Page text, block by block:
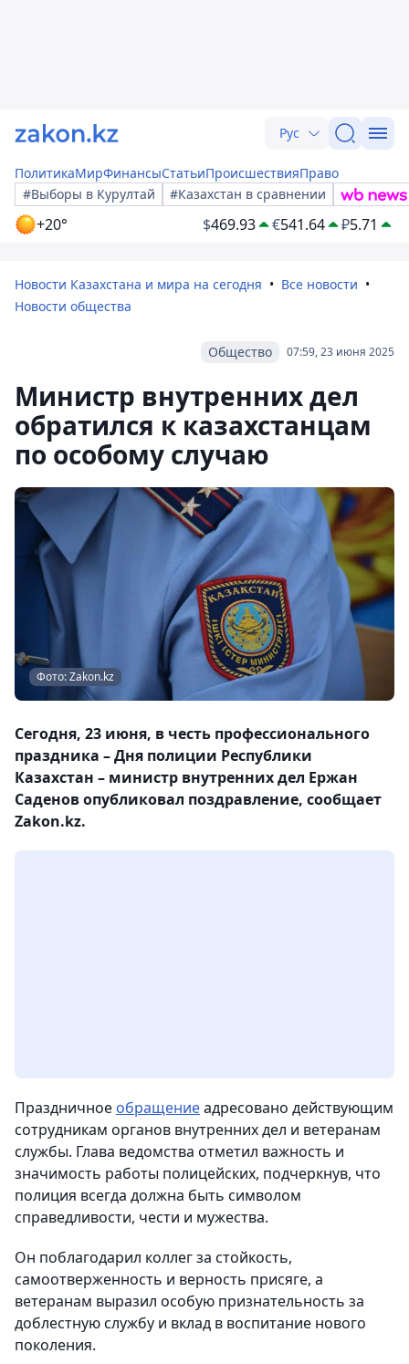
Рус
ПолитикаМирФинансыСтатьиПроисшествияПраво
#Выборы в Курултай
#Казахстан в сравнении
+20° $469.93 €541.64 ₽5.71
Новости Казахстана и мира на сегодня
Все новости
Новости общества
07:59, 23 июня 2025
Общество
Министр внутренних дел
обратился к казахстанцам
по особому случаю
Фото: Zakon.kz
Сегодня, 23 июня, в честь профессионального
праздника – Дня полиции Республики
Казахстан – министр внутренних дел Ержан
Саденов опубликовал поздравление, сообщает
Zakon.kz.
Праздничное обращениеадресовано действующим
сотрудникам органов внутренних дел и ветеранам
службы. Глава ведомства отметил важность и
значимость работы полицейских, подчеркнув, что
полиция всегда должна быть символом
справедливости, чести и мужества.
Он поблагодарил коллег за стойкость,
самоотверженность и верность присяге, а
ветеранам выразил особую признательность за
доблестную службу и вклад в воспитание нового
поколения.